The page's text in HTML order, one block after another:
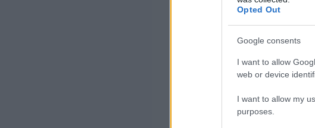
Opted Out
Google consents
I want to allow
web or device
I want to allow my
purposes.
növekedés a
További
csökken a
szintén az